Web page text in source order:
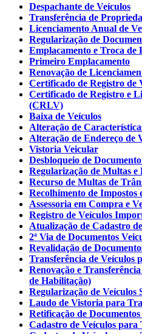
Despachante de Veículos
Transferência de
Licenciamento Anual de
Regularização de
Emplacamento e Troca de
Primeiro Emplacamento
Renovação de
Certificado de Registro de
Certificado de Registro e
(CRLV)
Baixa de Veículos
Alteração de
Alteração de Endereço de
Vistoria Veicular
Desbloqueio de
Regularização de Multas e
Recurso de Multas de
Recolhimento de
Assessoria em Compra e
Registro de Veículos
Atualização de Cadastro
2ª Via de Documentos
Revalidação de
Transferência de Veículos
Renovação e
de Habilitação)
Regularização de Veículos
Laudo de Vistoria para
Retificação de
Cadastro de Veículos